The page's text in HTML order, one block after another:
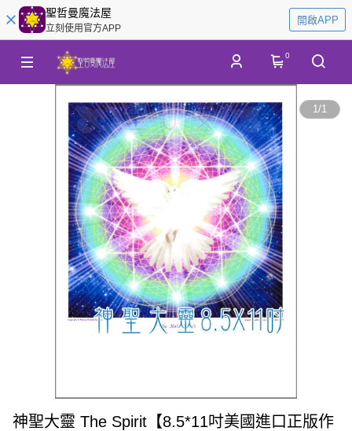
聖哲曼魔法屋
立刻使用官方APP
開啟APP
0
1/1
神聖大靈 The Spirit【8.5*11吋美國進口正版作